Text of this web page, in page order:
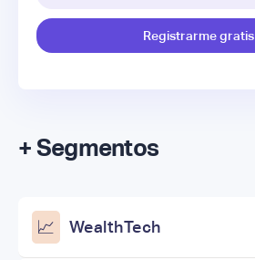
Registrarme gratis
+ Segmentos
📈 WealthTech